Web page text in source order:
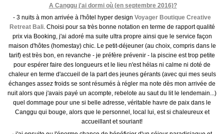
A Canggu j'ai dormi où (en septembre 2016)?
- 3 nuits à mon arrivée à l'hôtel hyper design Voyager Boutique Creative
Retreat Bali. Choisi pour sa très bonne notation en terme de rapport qualité
prix via Booking, j'ai adoré ma suite ultra propre ainsi que le service façon
maison d'hôtes (homestay) chic. Le petit-déjeuner (au choix, compris dans le
tarif) est très bon, en revanche - je préfère prévenir - la piscine est trop petite
pour espérer faire des longueurs et le lieu n'est hélas ni calme ni doté de
chaleur en terme d'accueil de la part des jeunes gérants (avec qui mes seuls
échanges assez froids se sont résumés à régler ma note dès mon arrivée de
nuit alors que j'avais payé un acompte, rebelote au saut du lit le lendemain...)
quel dommage pour une si belle adresse, véritable havre de paix dans le
Canggu qui bouge, alors que le personnel, local lui, est si chaleureux et
accueillant et souriant!